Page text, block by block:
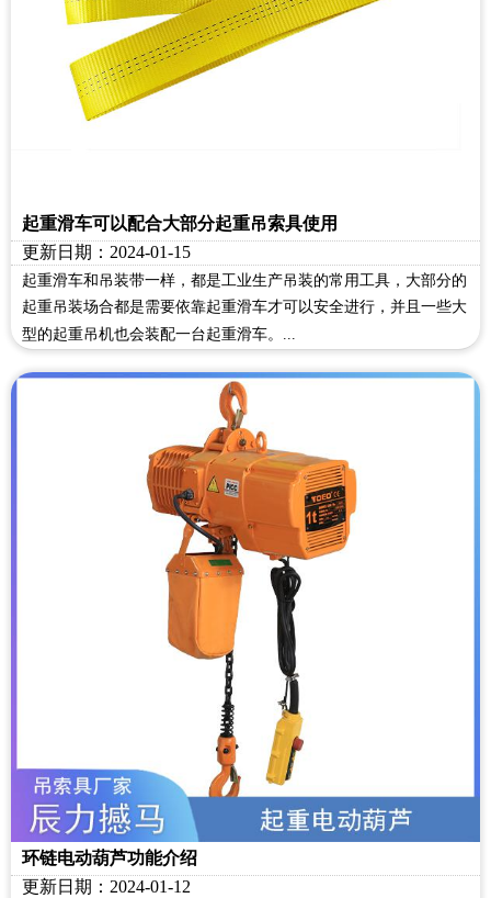
起重滑车可以配合大部分起重吊索具使用
更新日期：2024-01-15
起重滑车和吊装带一样，都是工业生产吊装的常用工具，大部分的
起重吊装场合都是需要依靠起重滑车才可以安全进行，并且一些大
型的起重吊机也会装配一台起重滑车。...
环链电动葫芦功能介绍
更新日期：2024-01-12